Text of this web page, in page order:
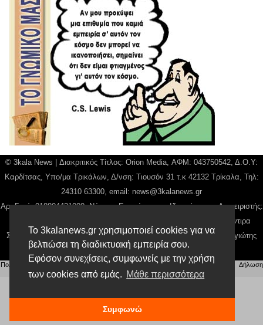
Το 3kalanews.gr χρησιμοποιεί cookies για να
βελτιώσει τη διαδικτυακή εμπειρία σου.
Εφόσον συνεχίσεις, συμφωνείς με την χρήση
των cookies από εμάς. Μάθε περισσότερα
Συμφωνώ
© 3kala News | Διακριτικός Τίτλος: Orion Media, ΑΦΜ: 043750542, Δ.Ο.Υ:
Καρδίτσας, Υπο/μα Τρικάλων, Δ/νση: Τιουσόν 31 τ.κ 42132 Τρίκαλα, Τηλ:
24310 63300, email: news@3kalanews.gr
Αρ. Γεμή: 018804431000, Νόμιμος Εκπρόσωπος, Ιδιοκτήτης και Διαχειριστής:
Παναγιώτης Φιλίππου, Διευθύντρια: Γιαννουσά Βασιλική, Διευθύντιρα
Σύνταξης: Μπαλαμπάνη Βασιλική. Δικαιούχος domain name Παναγιώτης
Φιλίππου
Πολιτική απορρήτου Αίτηση Διαχείρισης Προσωπικών Δεδομένων |Όροι χρήσης
Δήλωση
Συμμόρφωσης